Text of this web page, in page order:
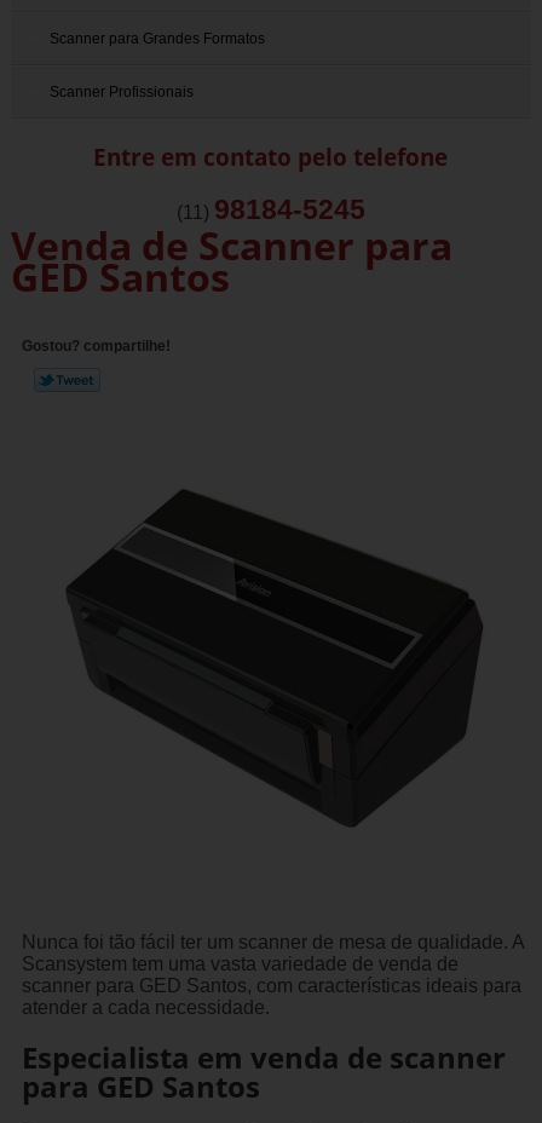
Scanner para Grandes Formatos
Scanner Profissionais
Entre em contato pelo telefone
(11) 98184-5245
Venda de Scanner para
GED Santos
Gostou? compartilhe!
Nunca foi tão fácil ter um scanner de mesa de qualidade. A
Scansystem tem uma vasta variedade de venda de
scanner para GED Santos, com características ideais para
atender a cada necessidade.
Especialista em venda de scanner
para GED Santos